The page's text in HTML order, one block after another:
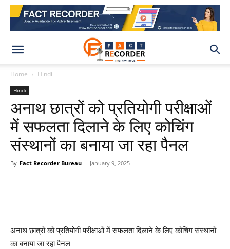
Home Hindi
Hindi
अनाथ छात्रों को प्रतियोगी परीक्षाओं
में सफलता दिलाने के लिए कोचिंग
संस्थानों का बनाया जा रहा पैनल
By Fact Recorder Bureau - January 9, 2025
अनाथ छात्रों को प्रतियोगी परीक्षाओं में सफलता दिलाने के लिए कोचिंग संस्थानों
का बनाया जा रहा पैनल